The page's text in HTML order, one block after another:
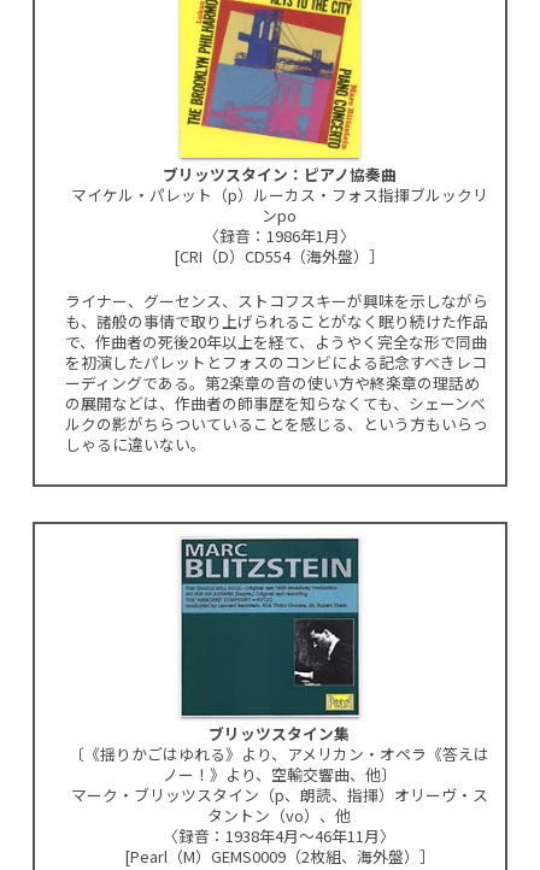
ブリッツスタイン：ピアノ協奏曲
マイケル・パレット（p）ルーカス・フォス指揮ブルックリ
ンpo
〈録音：1986年1月〉
[CRI（D）CD554（海外盤）］
ライナー、グーセンス、ストコフスキーが興味を示しながら
も、諸般の事情で取り上げられることがなく眠り続けた作品
で、作曲者の死後20年以上を経て、ようやく完全な形で同曲
を初演したパレットとフォスのコンビによる記念すべきレコ
ーディングである。第2楽章の音の使い方や終楽章の理話め
の展開などは、作曲者の師事歴を知らなくても、シェーンべ
ルクの影がちらついていることを感じる、という方もいらっ
しゃるに違いない。
ブリッツスタイン集
〔《揺りかごはゆれる》より、アメリカン・オペラ《答えは
ノー！》より、空輸交響曲、他〕
マーク・ブリッツスタイン（p、朗読、指揮）オリーヴ・ス
タントン（vo）、他
〈録音：1938年4月〜46年11月〉
[Pearl（M）GEMS0009（2枚組、海外盤）］